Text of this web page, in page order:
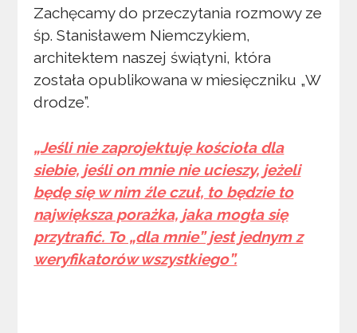
Zachęcamy do przeczytania rozmowy ze
śp. Stanisławem Niemczykiem,
architektem naszej świątyni, która
została opublikowana w miesięczniku „W
drodze”.
„Jeśli nie zaprojektuję kościoła dla
siebie, jeśli on mnie nie ucieszy, jeżeli
będę się w nim źle czuł, to będzie to
największa porażka, jaka mogła się
przytrafić. To „dla mnie” jest jednym z
weryfikatorów wszystkiego”.